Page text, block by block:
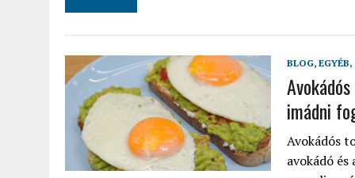
BLOG, EGYÉB,
imádni
Avokádós
avokádó